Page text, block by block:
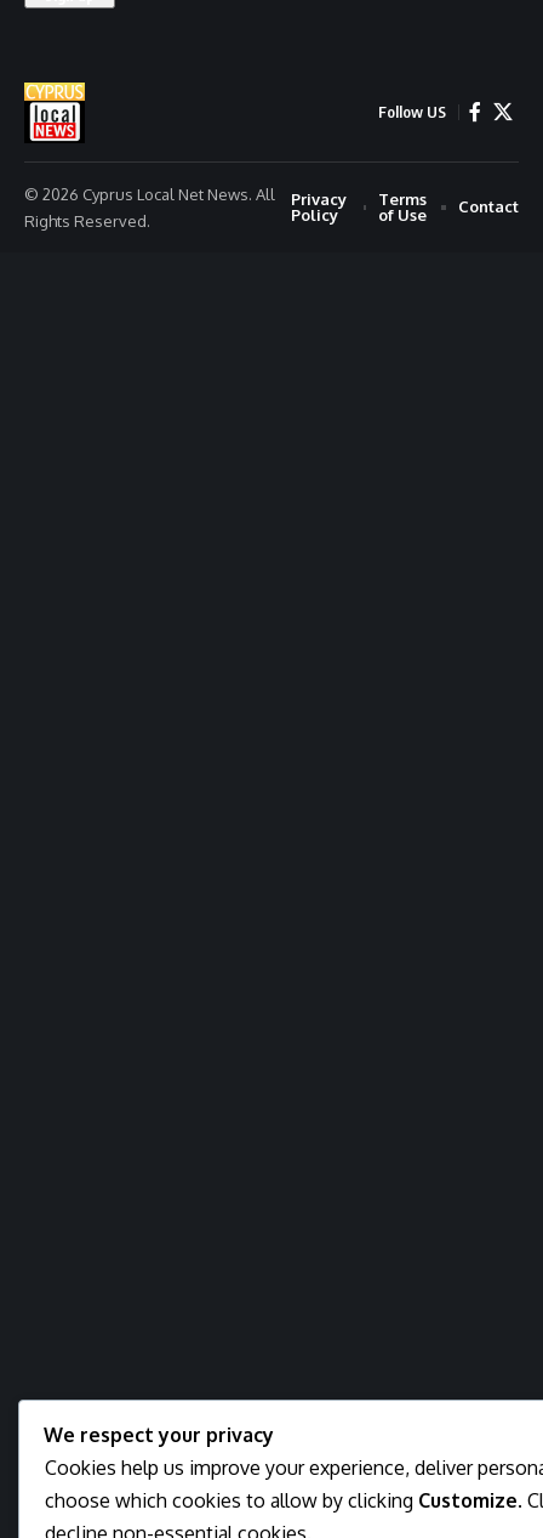
Follow US
© 2026 Cyprus Local Net News. All
Rights Reserved.
Privacy
Policy
Terms
of Use
Contact
We respect your privacy
Cookies help us improve your experience, deliver
choose which cookies to allow by clicking Customize.
decline non-essential cookies.